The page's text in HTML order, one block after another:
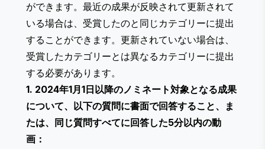
ができます。最近の成果が反映されて更新されて
いる場合は、受賞したのと同じカテゴリーに提出
することができます。更新されていない場合は、
受賞したカテゴリーとは異なるカテゴリーに提出
する必要があります。
1. 2024年1月1日以降のノミネート対象となる成果
について、以下の質問に書面で回答すること、ま
たは、同じ質問すべてに回答した5分以内の動
画：